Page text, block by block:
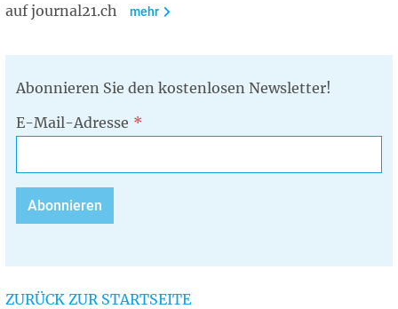
auf journal21.ch
mehr
Abonnieren Sie den kostenlosen Newsletter!
E-Mail-Adresse
ZURÜCK ZUR STARTSEITE